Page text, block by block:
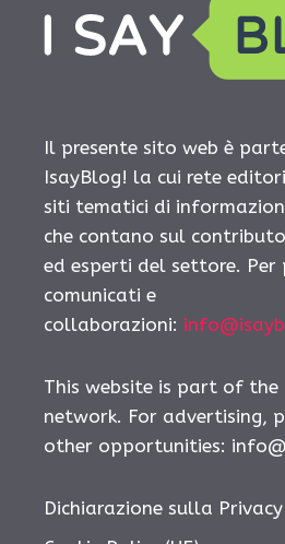
Il presente sito web è
IsayBlog! la cui rete
siti tematici di
che contano sul
ed esperti del settore. Per
comunicati e
collaborazioni:
This website is part of the
network. For advertising,
other opportunities:
Dichiarazione sulla Privacy